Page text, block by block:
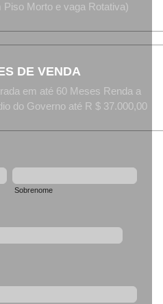
Morto e vaga Rotativa)
DE VENDA
em até 60 Meses Renda a
do Governo até R $ 37.000,00
Sobrenome